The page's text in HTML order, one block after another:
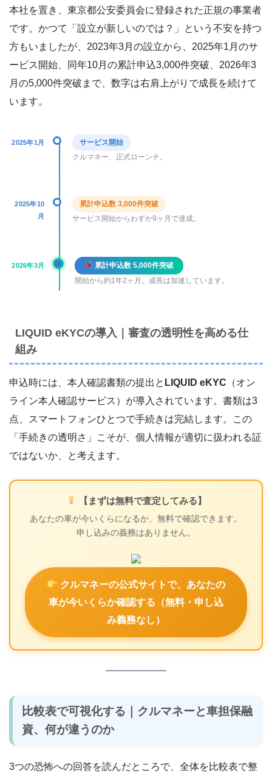
本社を置き、東京都公安委員会に登録された正規の事業者
です。かつて「設立が新しいのでは？」という不安を持つ
方もいましたが、2023年3月の設立から、2025年1月のサ
ービス開始、同年10月の累計申込3,000件突破、2026年3
月の5,000件突破まで、数字は右肩上がりで成長を続けて
います。
2025年1月
サービス開始
クルマネー、正式ローンチ。
2025年10
月
累計申込数 3,000件突破
サービス開始からわずか9ヶ月で達成。
2026年3月
累計申込数 5,000件突破
開始から約1年2ヶ月。成長は加速しています。
LIQUID eKYCの導入｜審査の透明性を高める仕
組み
申込時には、本人確認書類の提出と LIQUID eKYC （オン
ライン本人確認サービス）が導入されています。書類は3
点、スマートフォンひとつで手続きは完結します。この
「手続きの透明さ」こそが、個人情報が適切に扱われる証
ではないか、と考えます。
【まずは無料で査定してみる】
あなたの車が今いくらになるか、無料で確認できます。
申し込みの義務はありません。
クルマネーの公式サイトで、あなたの
車が今いくらか確認する（無料・申し込
み義務なし）
比較表で可視化する｜クルマネーと車担保融
資、何が違うのか
3つの恐怖への回答を読んだところで、全体を比較表で整